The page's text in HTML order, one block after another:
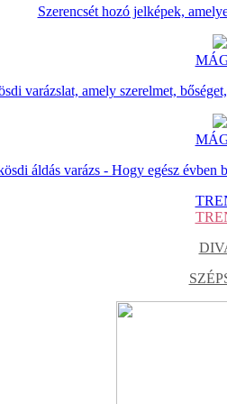
Szerencsét hozó jelképek,
varázslat, amely szerelmet,
áldás varázs - Hogy egész évben